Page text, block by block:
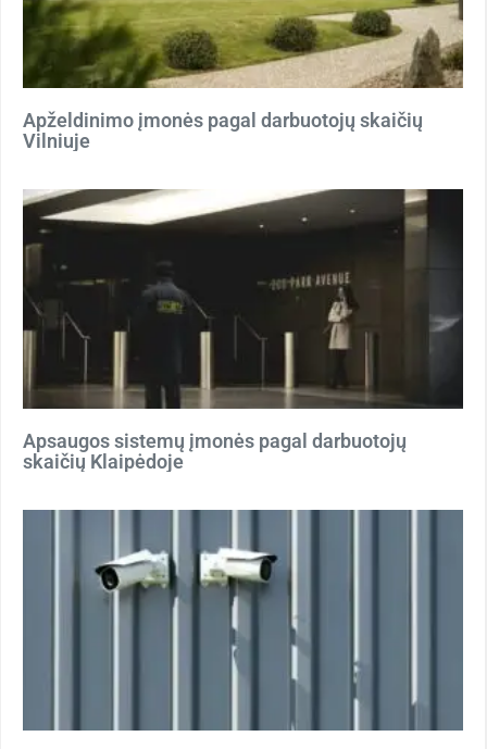
Apželdinimo įmonės pagal darbuotojų skaičių
Vilniuje
Apsaugos sistemų įmonės pagal darbuotojų
skaičių Klaipėdoje